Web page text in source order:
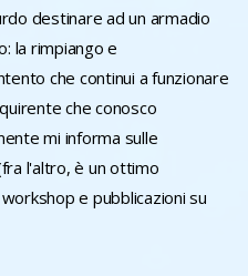
destinare ad un armadio
la rimpiango e
che continui a funzionare
che conosco
mi informa sulle
l'altro, è un ottimo
e pubblicazioni su